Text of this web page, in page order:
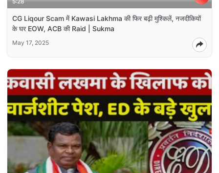
CG Liqour Scam में Kawasi Lakhma की फिर बढ़ी मुश्किलें, नजदीकियों
के घर EOW, ACB की Raid | Sukma
May 17, 2025